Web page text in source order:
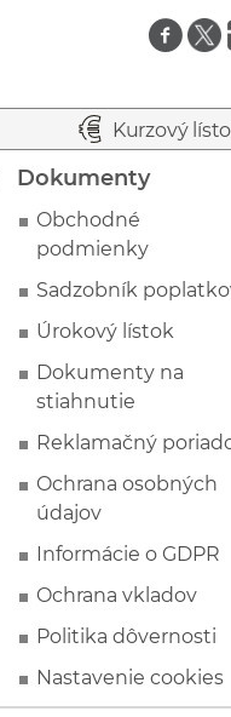
Znajdź nas naZnajdź
Kurzový
Dokumenty
Obchodné
podmienky
Sadzobník
Úrokový lístok
Dokumenty na
stiahnutie
Reklamačný
Ochrana osobných
údajov
Informácie o GDPR
Ochrana vkladov
Politika dôvernosti
Nastavenie cookies